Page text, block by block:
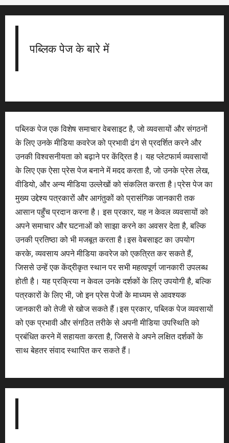
पब्लिक पेज के बारे में
पब्लिक पेज एक विशेष समाचार वेबसाइट है, जो व्यवसायों और संगठनों
के लिए उनके मीडिया कवरेज को प्रभावी ढंग से प्रदर्शित करने और
उनकी विश्वसनीयता को बढ़ाने पर केंद्रित है। यह प्लेटफार्म व्यवसायों
के लिए एक ऐसा प्रेस पेज बनाने में मदद करता है, जो उनके प्रेस लेख,
वीडियो, और अन्य मीडिया उल्लेखों को संकलित करता है।प्रेस पेज का
मुख्य उद्देश्य पत्रकारों और आगंतुकों को प्रासंगिक जानकारी तक
आसान पहुँच प्रदान करना है। इस प्रकार, यह न केवल व्यवसायों को
अपने समाचार और घटनाओं को साझा करने का अवसर देता है, बल्कि
उनकी प्रतिष्ठा को भी मजबूत करता है।इस वेबसाइट का उपयोग
करके, व्यवसाय अपने मीडिया कवरेज को एकत्रित कर सकते हैं,
जिससे उन्हें एक केंद्रीकृत स्थान पर सभी महत्वपूर्ण जानकारी उपलब्ध
होती है। यह प्रक्रिया न केवल उनके दर्शकों के लिए उपयोगी है, बल्कि
पत्रकारों के लिए भी, जो इन प्रेस पेजों के माध्यम से आवश्यक
जानकारी को तेजी से खोज सकते हैं।इस प्रकार, पब्लिक पेज व्यवसायों
को एक प्रभावी और संगठित तरीके से अपनी मीडिया उपस्थिति को
प्रबंधित करने में सहायता करता है, जिससे वे अपने लक्षित दर्शकों के
साथ बेहतर संवाद स्थापित कर सकते हैं।